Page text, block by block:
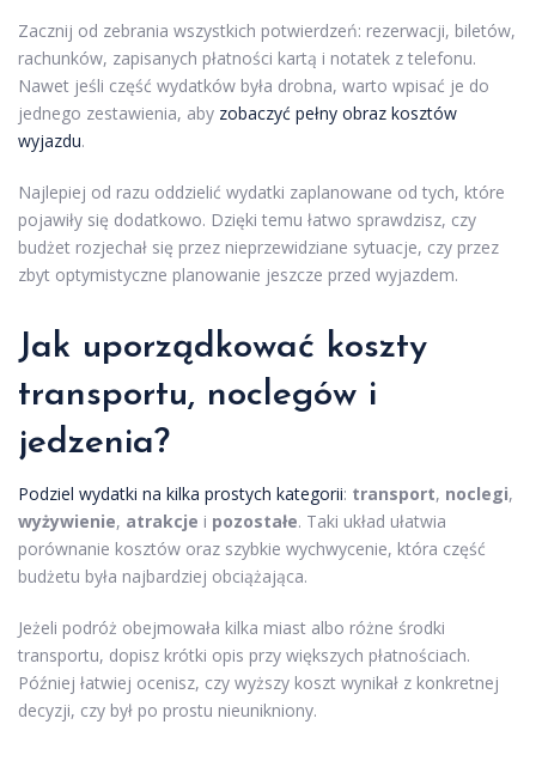
Zacznij od zebrania wszystkich potwierdzeń: rezerwacji, biletów,
rachunków, zapisanych płatności kartą i notatek z telefonu.
Nawet jeśli część wydatków była drobna, warto wpisać je do
jednego zestawienia, aby zobaczyć pełny obraz kosztów
wyjazdu.
Najlepiej od razu oddzielić wydatki zaplanowane od tych, które
pojawiły się dodatkowo. Dzięki temu łatwo sprawdzisz, czy
budżet rozjechał się przez nieprzewidziane sytuacje, czy przez
zbyt optymistyczne planowanie jeszcze przed wyjazdem.
Jak uporządkować koszty
transportu, noclegów i
jedzenia?
Podziel wydatki na kilka prostych kategorii: transport, noclegi,
wyżywienie, atrakcje i pozostałe. Taki układ ułatwia
porównanie kosztów oraz szybkie wychwycenie, która część
budżetu była najbardziej obciążająca.
Jeżeli podróż obejmowała kilka miast albo różne środki
transportu, dopisz krótki opis przy większych płatnościach.
Później łatwiej ocenisz, czy wyższy koszt wynikał z konkretnej
decyzji, czy był po prostu nieunikniony.